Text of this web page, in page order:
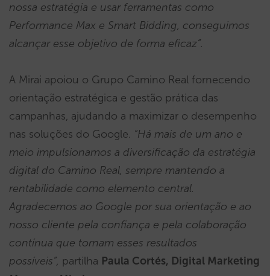
nossa estratégia e usar ferramentas como
Performance Max e Smart Bidding, conseguimos
alcançar esse objetivo de forma eficaz”.
A Mirai apoiou o Grupo Camino Real fornecendo
orientação estratégica e gestão prática das
campanhas, ajudando a maximizar o desempenho
nas soluções do Google. “Há mais de um ano e
meio impulsionamos a diversificação da estratégia
digital do Camino Real, sempre mantendo a
rentabilidade como elemento central.
Agradecemos ao Google por sua orientação e ao
nosso cliente pela confiança e pela colaboração
contínua que tornam esses resultados
possíveis”, partilha Paula Cortés, Digital Marketing